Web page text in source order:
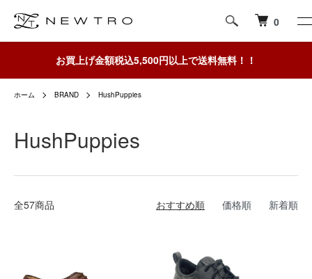
0
お買上げ金額税込5,500円以上で送料無料！！
ホーム BRAND HushPuppies
HushPuppies
全57商品 おすすめ順 価格順 新着順